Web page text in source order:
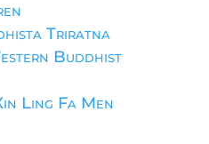
Triratna
Buddhist
Ling Fa Men